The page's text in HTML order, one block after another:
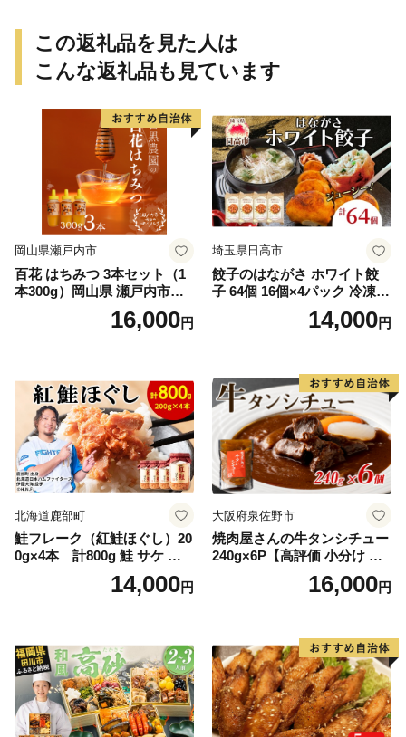
この返礼品を見た人は
こんな返礼品も見ています
岡山県瀬戸内市
百花 はちみつ 3本セット（1
本300g）岡山県 瀬戸内市産
石黒農園 ヨーグルト パン 砂
糖の代わり 香り高い いい香
16,000円
埼玉県日高市
餃子のはながさ ホワイト餃
子 64個 16個×4パック 冷凍
中華 点心 B級グルメ ご当地
野菜 おつまみ おかず 簡単調
ー ギフト お取り寄せ 日高市
14,000円
北海道鹿部町
鮭フレーク（紅鮭ほぐし）20
0g×4本 計800g 鮭 サケ 鮭
ほぐし サケフレーク シャケ
フレーク 鮭フレーク14,000円
大阪府泉佐野市
焼肉屋さんの牛タンシチュー
240g×6P【高評価 小分け 惣
菜 牛たん 一人暮らし 冷凍】
16,000円